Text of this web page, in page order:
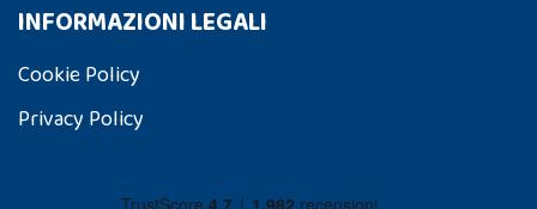
INFORMAZIONI LEGALI
Cookie Policy
Privacy Policy